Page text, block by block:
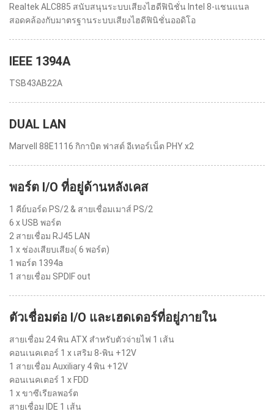
Realtek ALC885 สนับสนุนระบบเสียงไฮดีฟินิชั่น Intel 8-แชนแนล
สอดคล้องกับมาตรฐานระบบเสียงไฮดีฟินิชั่นออดิโอ
IEEE 1394A
TSB43AB22A
DUAL LAN
Marvell 88E1116 กิกาบิต ฟาสต์ อีเทอร์เน็ต PHY x2
พอร์ต I/O ที่อยู่ด้านหลังเคส
1 คีย์บอร์ด PS/2 & สายเชื่อมเมาส์ PS/2
6 x USB พอร์ต
2 สายเชื่อม RJ45 LAN
1 x ช่องเสียบเสียง( 6 พอร์ต)
1 พอร์ต 1394a
1 สายเชื่อม SPDIF out
ตัวเชื่อมต่อ I/O และเฮดเดอร์ที่อยู่ภายใน
สายเชื่อม 24 พิน ATX สำหรับตัวจ่ายไฟ 1 เส้น
คอนเนคเตอร์ 1 x เสริม 8-พิน +12V
1 สายเชื่อม Auxiliary 4 พิน +12V
คอนเนคเตอร์ 1 x FDD
1 x ขาซีเรียลพอร์ต
สายเชื่อม IDE 1 เส้น